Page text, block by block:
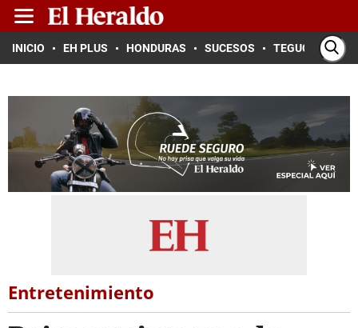
INICIO EH PLUS HONDURAS SUCESOS TEGUCIGALPA
Entretenimiento